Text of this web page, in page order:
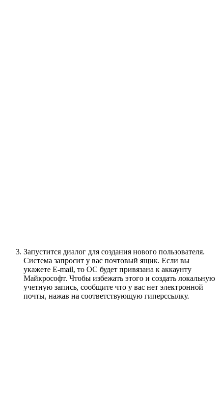
Запустится диалог для создания нового пользователя.
Система запросит у вас почтовый ящик. Если вы
укажете E-mail, то ОС будет привязана к аккаунту
Майкрософт. Чтобы избежать этого и создать локальную
учетную запись, сообщите что у вас нет электронной
почты, нажав на соответствующую гиперссылку.